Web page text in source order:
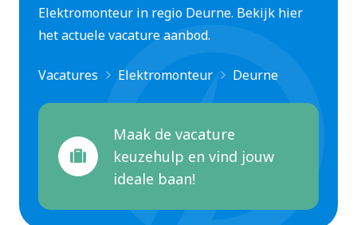
Elektromonteur in regio Deurne. Bekijk hier
het actuele vacature aanbod.
Vacatures Elektromonteur Deurne
Maak de vacature
keuzehulp en vind jouw
ideale baan!